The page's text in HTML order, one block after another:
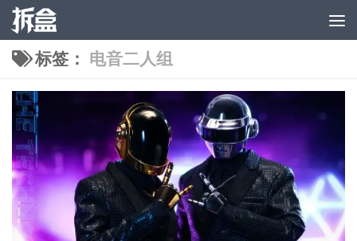
跳至内容
标签： 电音二人组